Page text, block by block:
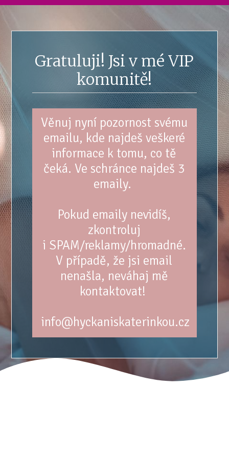
Gratuluji! Jsi v mé VIP
komunitě!
Věnuj nyní pozornost svému
emailu, kde najdeš veškeré
informace k tomu, co tě
čeká. Ve schránce najdeš 3
emaily.
Pokud emaily nevidíš,
zkontroluj
i SPAM/reklamy/hromadné.
V případě, že jsi email
nenašla, neváhaj mě
kontaktovat!
info@hyckaniskaterinkou.cz